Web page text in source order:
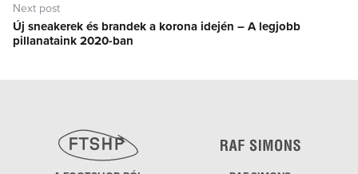
Next post
Next
post:
Új sneakerek és brandek a korona idején – A legjobb
pillanataink 2020-ban